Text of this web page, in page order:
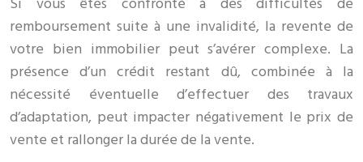
remboursement suite à une invalidité, la revente de
votre bien immobilier peut s’avérer complexe. La
présence d’un crédit restant dû, combinée à la
nécessité éventuelle d’effectuer des travaux
d’adaptation, peut impacter négativement le prix de
vente et rallonger la durée de la vente.